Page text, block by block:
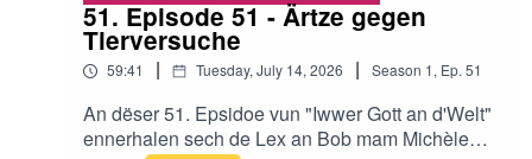
51. Episode 51 - Ärtze gegen
Tierversuche
59:41 | Tuesday, July 14, 2026 | Season 1, Ep. 51
An dëser 51. Epsidoe vun "Iwwer Gott an d'Welt"
ennerhalen sech de Lex an Bob mam Michèle